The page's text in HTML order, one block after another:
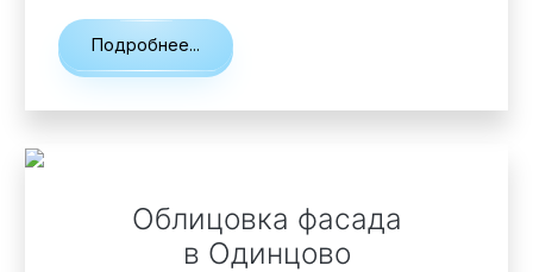
Подробнее...
Облицовка фасада
в Одинцово